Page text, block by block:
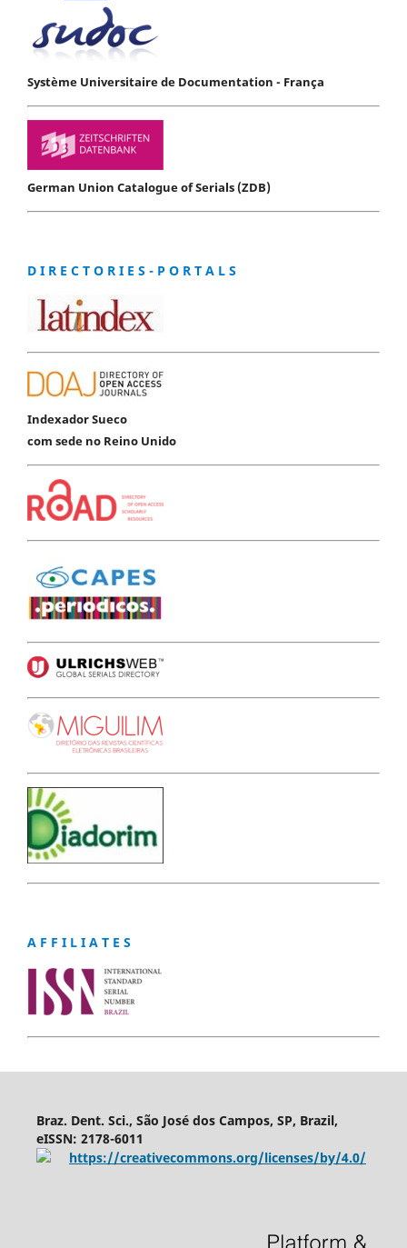
Système Universitaire de Documentation - França
German Union Catalogue of Serials (ZDB)
D I R E C T O R I E S - P O R T A L S
Indexador Sueco
com sede no Reino Unido
A F F I L I A T E S
Braz. Dent. Sci., São José dos Campos, SP, Brazil,
eISSN: 2178-6011
https://creativecommons.org/licenses/by/4.0/